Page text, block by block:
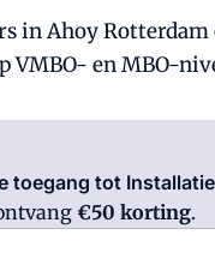
in Ahoy
VMBO- en MBO-
toegang tot
€50 korting.